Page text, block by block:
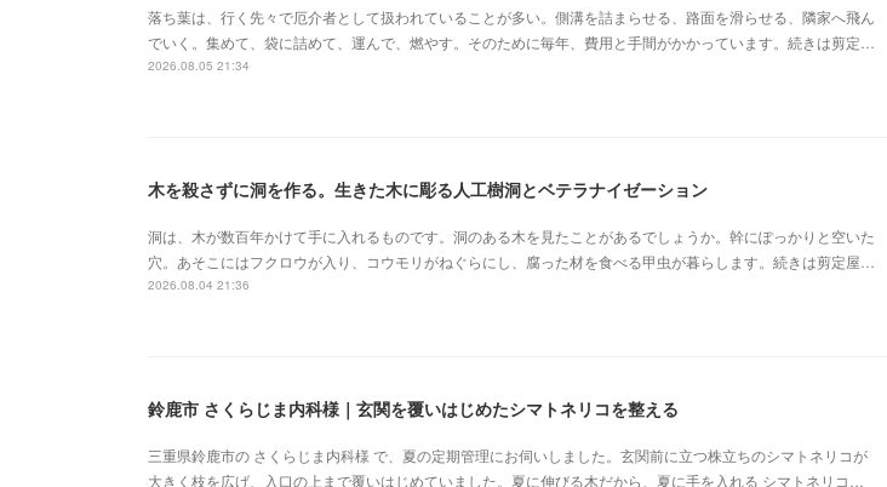
落ち葉は、行く先々で厄介者として扱われていることが多い。側溝を詰まらせる、路面を滑らせる、隣家へ飛ん
でいく。集めて、袋に詰めて、運んで、燃やす。そのために毎年、費用と手間がかかっています。続きは剪定…
2026.08.05 21:34
木を殺さずに洞を作る。生きた木に彫る人工樹洞とベテラナイゼーション
洞は、木が数百年かけて手に入れるものです。洞のある木を見たことがあるでしょうか。幹にぽっかりと空いた
穴。あそこにはフクロウが入り、コウモリがねぐらにし、腐った材を食べる甲虫が暮らします。続きは剪定屋…
2026.08.04 21:36
鈴鹿市 さくらじま内科様｜玄関を覆いはじめたシマトネリコを整える
三重県鈴鹿市の さくらじま内科様 で、夏の定期管理にお伺いしました。玄関前に立つ株立ちのシマトネリコが
大きく枝を広げ、入口の上まで覆いはじめていました。夏に伸びる木だから、夏に手を入れる シマトネリコ…